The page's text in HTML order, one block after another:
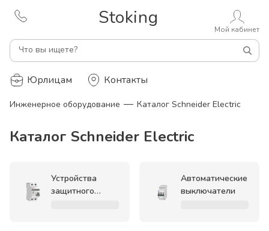
Stoking
Что вы ищете?
Мой кабинет
Юрлицам Контакты
Инженерное оборудование — Каталог Schneider Electric
Каталог Schneider Electric
Устройства
защитного
Автоматические
выключатели